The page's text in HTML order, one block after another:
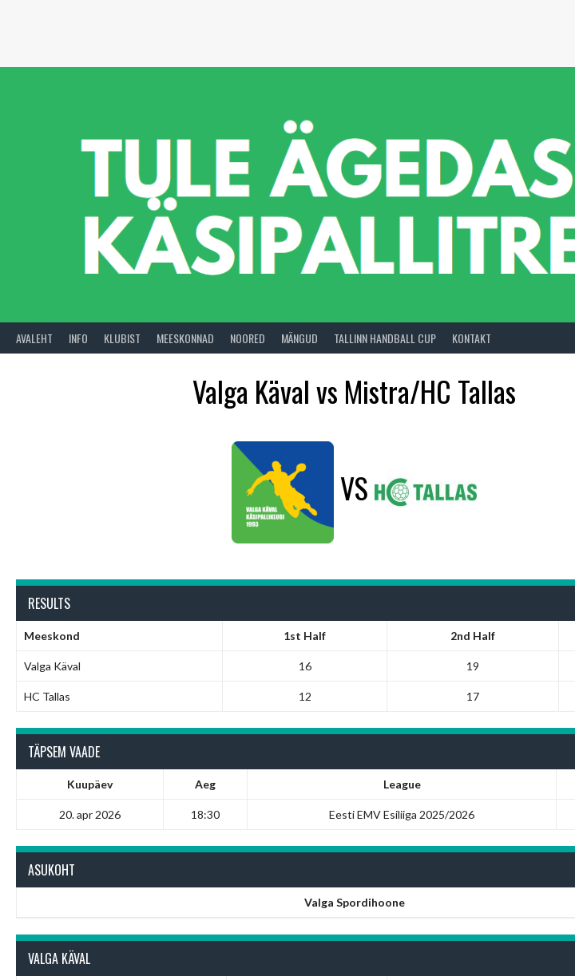
AVALEHT INFO KLUBIST MEESKONNAD NOORED MÄNGUD TALLINN HANDBALL CUP KONTAKT
Valga Käval vs Mistra/HC Tallas
VS
RESULTS
Meeskond 1st Half 2nd Half
Valga Käval 16 19
HC Tallas 12 17
TÄPSEM VAADE
Kuupäev Aeg League
20. apr 2026 18:30 Eesti EMV Esiliiga 2025/2026
ASUKOHT
Valga Spordihoone
VALGA KÄVAL